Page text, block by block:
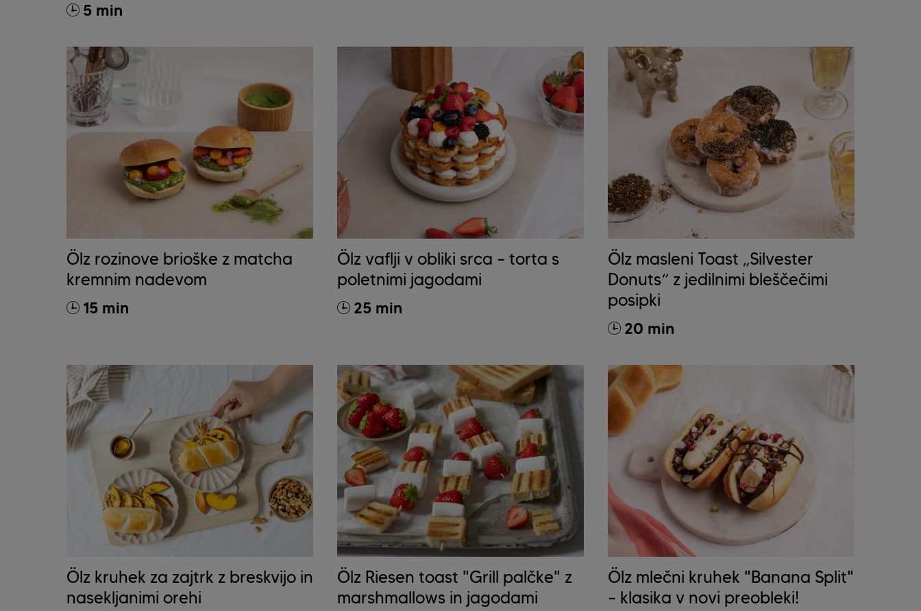
5 min
Ölz rozinove brioške z matcha
kremnim nadevom
15 min
Ölz vaflji v obliki srca – torta s
poletnimi jagodami
25 min
Ölz masleni Toast „Silvester
Donuts“ z jedilnimi bleščečimi
posipki
20 min
Ölz kruhek za zajtrk z breskvijo in
nasekljanimi orehi
Ölz Riesen toast "Grill palčke" z
marshmallows in jagodami
Ölz mlečni kruhek "Banana Split"
– klasika v novi preobleki!